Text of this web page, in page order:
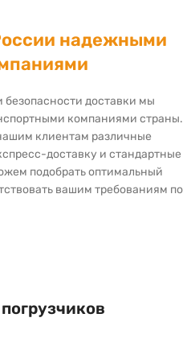
надежными
доставки мы
компаниями страны.
клиентам различные
доставку и стандартные
подобрать оптимальный
вашим требованиям по